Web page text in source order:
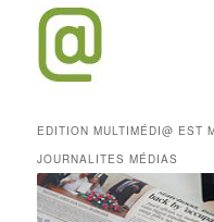
EDITION MULTIMÉDI@ EST
JOURNALITES MÉDIAS